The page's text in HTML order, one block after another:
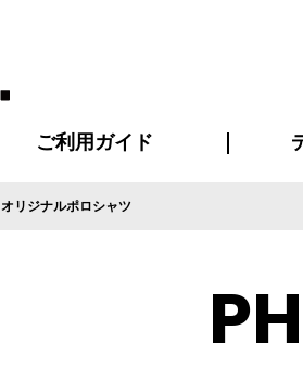
ご利用ガイド
ご利用ガイド
はじめての方へ
再注文の方へ
お支払い方法について
割引まとめページ
発送・特急サービスについて
版の保管期限について
よくある質問
オリジナルポロシャツ